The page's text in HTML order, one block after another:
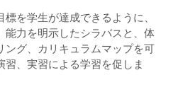
を学生が達成できるように、
能力を明示したシラバスと、体
ング、カリキュラムマップを可
、実習による学習を促しま